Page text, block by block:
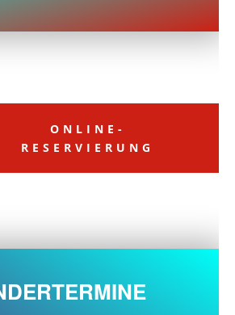
ONLINE-
RESERVIERUNG